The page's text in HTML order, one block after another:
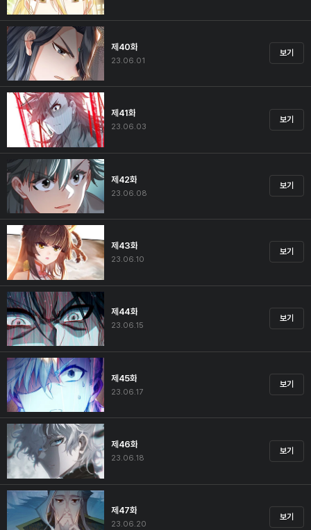
제40화
23.06.01
보기
제41화
23.06.03
보기
제42화
23.06.08
보기
제43화
23.06.10
보기
제44화
23.06.15
보기
제45화
23.06.17
보기
제46화
23.06.18
보기
제47화
23.06.20
보기